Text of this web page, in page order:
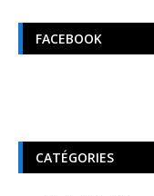
FACEBOOK
CATÉGORIES